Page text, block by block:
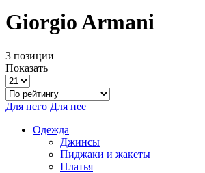
Giorgio Armani
3 позиции
Показать
Для него Для нее
Одежда
Джинсы
Пиджаки и жакеты
Платья